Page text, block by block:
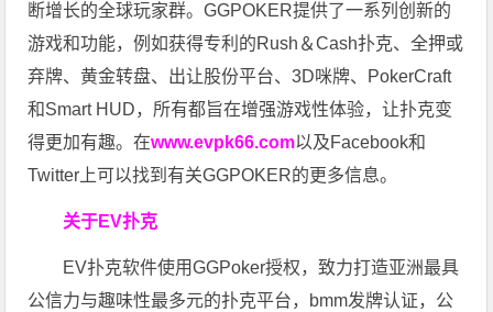
断增长的全球玩家群。GGPOKER提供了一系列创新的
游戏和功能，例如获得专利的Rush＆Cash扑克、全押或
弃牌、黄金转盘、出让股份平台、3D咪牌、PokerCraft
和Smart HUD，所有都旨在增强游戏性体验，让扑克变
得更加有趣。在www.evpk66.com以及Facebook和
Twitter上可以找到有关GGPOKER的更多信息。
关于EV扑克
EV扑克软件使用GGPoker授权，致力打造亚洲最具
公信力与趣味性最多元的扑克平台，bmm发牌认证，公